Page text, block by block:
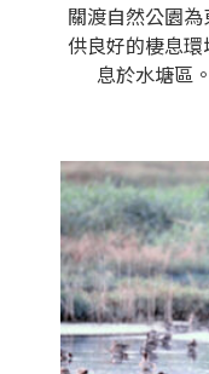
關渡自然公園
供良好的棲息
息於水塘區